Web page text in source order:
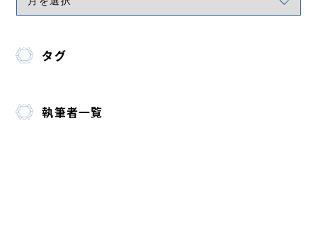
タグ
執筆者一覧